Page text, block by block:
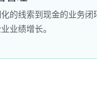
的线索到现金的业务闭
业绩增长。